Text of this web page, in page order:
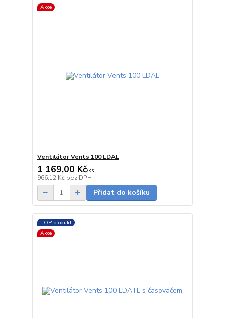
Akce
Ventilátor Vents 100 LDAL
1 169,00 Kč/ks
966,12 Kč bez DPH
Přidat do košíku
TOP produkt
Akce